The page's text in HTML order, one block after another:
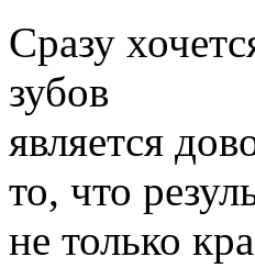
Сразу
зубов
является
то, что
не только